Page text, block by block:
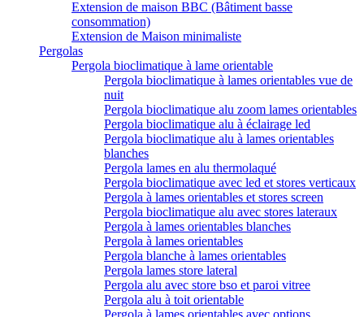
Extension de maison BBC (Bâtiment basse
consommation)
Extension de Maison minimaliste
Pergolas
Pergola bioclimatique à lame orientable
Pergola bioclimatique à lames orientables vue de
nuit
Pergola bioclimatique alu zoom lames orientables
Pergola bioclimatique alu à éclairage led
Pergola bioclimatique alu à lames orientables
blanches
Pergola lames en alu thermolaqué
Pergola bioclimatique avec led et stores verticaux
Pergola à lames orientables et stores screen
Pergola bioclimatique alu avec stores lateraux
Pergola à lames orientables blanches
Pergola à lames orientables
Pergola blanche à lames orientables
Pergola lames store lateral
Pergola alu avec store bso et paroi vitree
Pergola alu à toit orientable
Pergola à lames orientables avec options